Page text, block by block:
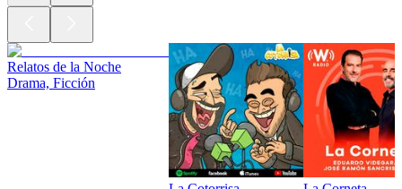
Relatos de la Noche
Drama, Ficción